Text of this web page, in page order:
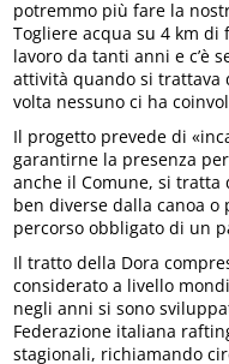
potremmo più fare la
Togliere acqua su 4 km di
lavoro da tanti anni e c’è
attività quando si trattava
volta nessuno ci ha
Il progetto prevede di
garantirne la presenza
anche il Comune, si
ben diverse dalla canoa o
percorso obbligato di un
Il tratto della Dora
considerato a livello
negli anni si sono
Federazione italiana
stagionali, richiamando